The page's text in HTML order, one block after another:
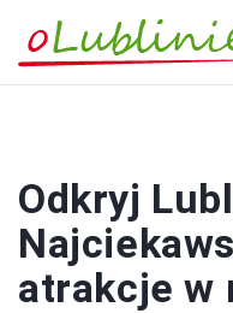
Odkryj
atrakcje w